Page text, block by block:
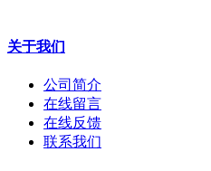
关于我们
公司简介
在线留言
在线反馈
联系我们